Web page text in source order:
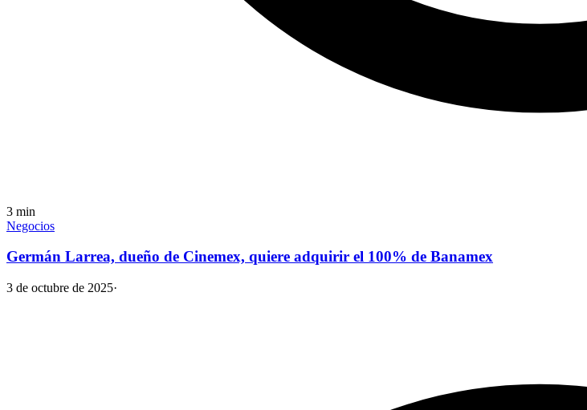
3 min
Negocios
Germán Larrea, dueño de Cinemex, quiere adquirir el 100% de Banamex
3 de octubre de 2025·